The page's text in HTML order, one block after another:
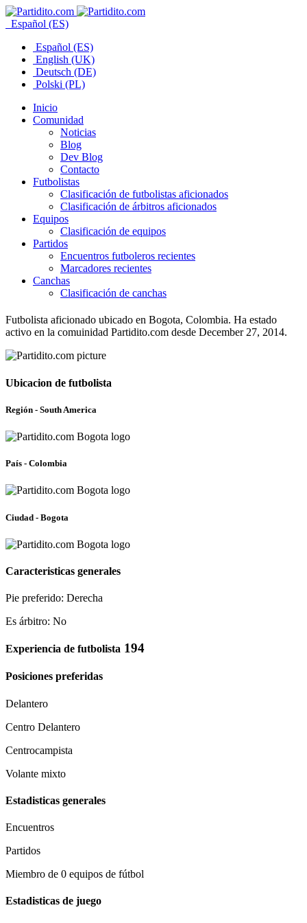
Español (ES)
Español (ES)
English (UK)
Deutsch (DE)
Polski (PL)
Inicio
Comunidad
Noticias
Blog
Dev Blog
Contacto
Futbolistas
Clasificación de futbolistas aficionados
Clasificación de árbitros aficionados
Equipos
Clasificación de equipos
Partidos
Encuentros futboleros recientes
Marcadores recientes
Canchas
Clasificación de canchas
Futbolista aficionado ubicado en Bogota, Colombia. Ha estado
activo en la comuinidad Partidito.com desde December 27, 2014.
Ubicacion de futbolista
Región - South America
País - Colombia
Ciudad - Bogota
Caracteristicas generales
Pie preferido: Derecha
Es árbitro: No
Experiencia de futbolista 194
Posiciones preferidas
Delantero
Centro Delantero
Centrocampista
Volante mixto
Estadisticas generales
Encuentros
Partidos
Miembro de 0 equipos de fútbol
Estadisticas de juego